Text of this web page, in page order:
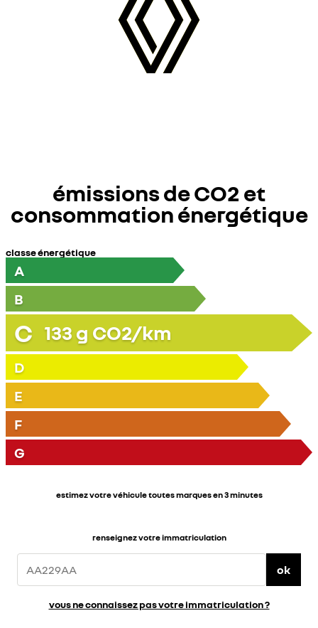
émissions de CO2 et
consommation énergétique
classe énergétique
A
B
C 133 g CO2/km
D
E
F
G
estimez votre véhicule toutes marques en 3 minutes
renseignez votre immatriculation
ok
vous ne connaissez pas votre immatriculation ?